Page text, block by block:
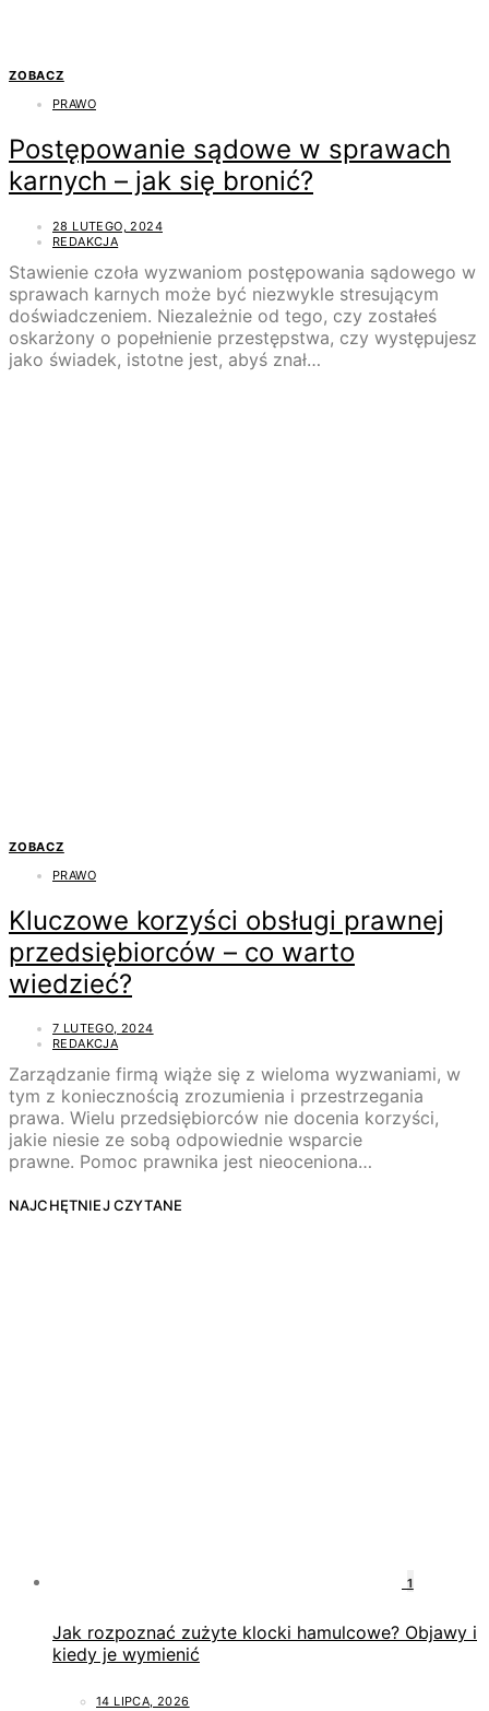
ZOBACZ
PRAWO
Postępowanie sądowe w sprawach
karnych – jak się bronić?
28 LUTEGO, 2024
REDAKCJA
Stawienie czoła wyzwaniom postępowania sądowego w
sprawach karnych może być niezwykle stresującym
doświadczeniem. Niezależnie od tego, czy zostałeś
oskarżony o popełnienie przestępstwa, czy występujesz
jako świadek, istotne jest, abyś znał…
ZOBACZ
PRAWO
Kluczowe korzyści obsługi prawnej
przedsiębiorców – co warto
wiedzieć?
7 LUTEGO, 2024
REDAKCJA
Zarządzanie firmą wiąże się z wieloma wyzwaniami, w
tym z koniecznością zrozumienia i przestrzegania
prawa. Wielu przedsiębiorców nie docenia korzyści,
jakie niesie ze sobą odpowiednie wsparcie
prawne. Pomoc prawnika jest nieoceniona…
NAJCHĘTNIEJ CZYTANE
1
Jak rozpoznać zużyte klocki hamulcowe? Objawy i
kiedy je wymienić
14 LIPCA, 2026